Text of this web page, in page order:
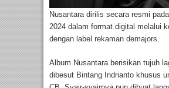
Nusantara dirilis secara resmi
2024 dalam format digital melalui
dengan label rekaman demajors.
Album Nusantara berisikan tujuh
dibesut Bintang Indrianto khusus